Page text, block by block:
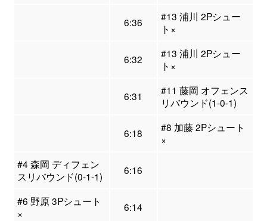
6:36
#13 浦川 2Pシュー
ト×
6:32
#13 浦川 2Pシュー
ト×
6:31
#11 藤岡 オフェンス
リバウンド(1-0-1)
6:18
#8 加藤 2Pシュート
×
#4 森岡 ディフェン
スリバウンド(0-1-1)
6:16
#6 野原 3Pシュート
×
6:14